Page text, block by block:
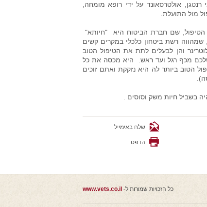
רנטגן, אולטרסאונד על ידי רופא מומחה,
מול התועלת.
הטיפול, שם חברת הביטוח היא "חיותא"
רשת ביטחון כלכלי במקרים קשים
והן לבעלים לתת את הטיפול הטוב
מכף רגל ועד ראש. היא מכסה את כל
הטוב ביותר לה היא נזקקת ואתם זוכים
שלח באימייל
הדפס
כל הזכויות שמורות ל- www.vets.co.il